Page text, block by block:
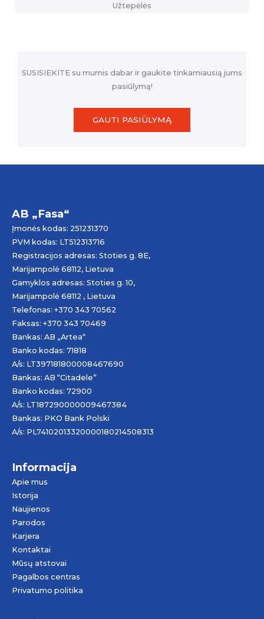
Užtepėlės
SUSISIEKITE su mumis dabar ir gaukite tinkamiausią jums
pasiūlymą!
GAUTI PASIŪLYMĄ
AB „Fasa“
Įmonės kodas: 251231370
PVM kodas: LT512313716
Registracijos adresas: Stoties g. 8E,
Marijampolė 68112, Lietuva
Gamyklos adresas: Stoties g. 10,
Marijampolė 68112 , Lietuva
Telefonas: +370 343 70562
Faksas: +370 343 70469
Bankas: AB „Artea“
Banko kodas: 71818
A/s: LT397181800008467690
Bankas: AB “Citadele”
Banko kodas: 72900
A/s: LT187290000009467384
Bankas: PKO Bank Polski
A/s: PL74102013320000180214508313
Informacija
Apie mus
Istorija
Naujienos
Parodos
Karjera
Kontaktai
Mūsų atstovai
Pagalbos centras
Privatumo politika